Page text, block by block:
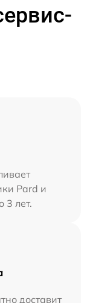
Pard и
3 лет.
доставит